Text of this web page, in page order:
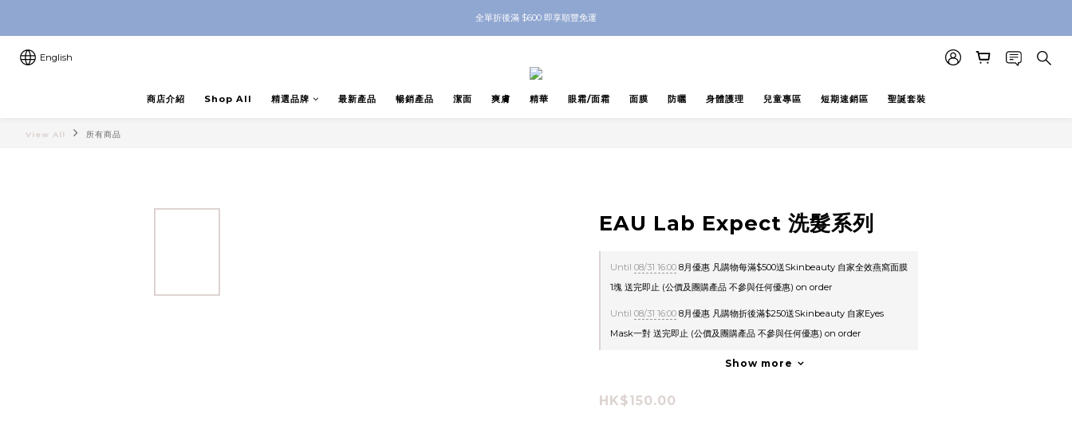
8月優惠 凡購物折後滿$250送Skinbeauty 自家Eyes Mask一對 每滿$500送Skinbeauty 自家全效燕窩面膜 1塊 送完即止 (公價及團購產品 不參與任何優惠)
全單折後滿 $600 即享順豐免運
English
商店介紹 Shop All 精選品牌 最新產品 暢銷產品 潔面 爽膚 精華 眼霜/面霜 面膜 防曬 身體護理 兒童專區 短期速銷區 聖誕套裝
View All 所有商品
EAU Lab Expect 洗髮系列
Until 08/31 16:00 8月優惠 凡購物每滿$500送Skinbeauty 自家全效燕窩面膜
1塊 送完即止 (公價及團購產品 不參與任何優惠) on order
Until 08/31 16:00 8月優惠 凡購物折後滿$250送Skinbeauty 自家Eyes
Mask一對 送完即止 (公價及團購產品 不參與任何優惠) on order
Show more
HK$150.00